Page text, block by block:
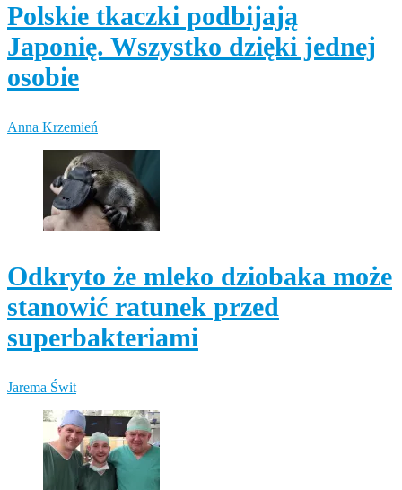
Polskie tkaczki podbijają
Japonię. Wszystko dzięki jednej
osobie
Anna Krzemień
Odkryto że mleko dziobaka może
stanowić ratunek przed
superbakteriami
Jarema Świt